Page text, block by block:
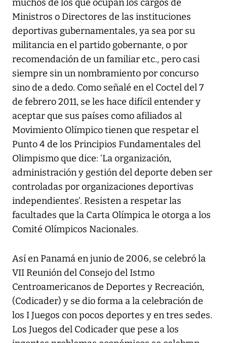
muchos de los que ocupan los cargos de
Ministros o Directores de las instituciones
deportivas gubernamentales, ya sea por su
militancia en el partido gobernante, o por
recomendación de un familiar etc., pero casi
siempre sin un nombramiento por concurso
sino de a dedo. Como señalé en el Coctel del 7
de febrero 2011, se les hace difícil entender y
aceptar que sus países como afiliados al
Movimiento Olímpico tienen que respetar el
Punto 4 de los Principios Fundamentales del
Olimpismo que dice: ‘La organización,
administración y gestión del deporte deben ser
controladas por organizaciones deportivas
independientes’. Resisten a respetar las
facultades que la Carta Olímpica le otorga a los
Comité Olímpicos Nacionales.
Así en Panamá en junio de 2006, se celebró la
VII Reunión del Consejo del Istmo
Centroamericanos de Deportes y Recreación,
(Codicader) y se dio forma a la celebración de
los I Juegos con pocos deportes y en tres sedes.
Los Juegos del Codicader que pese a los